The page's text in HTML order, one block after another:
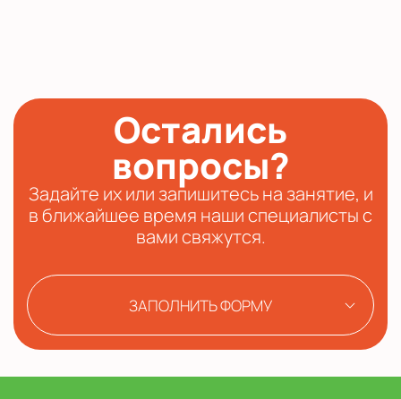
Остались
вопросы?
Задайте их или запишитесь на занятие, и
в ближайшее время наши специалисты с
вами свяжутся.
ЗАПОЛНИТЬ ФОРМУ